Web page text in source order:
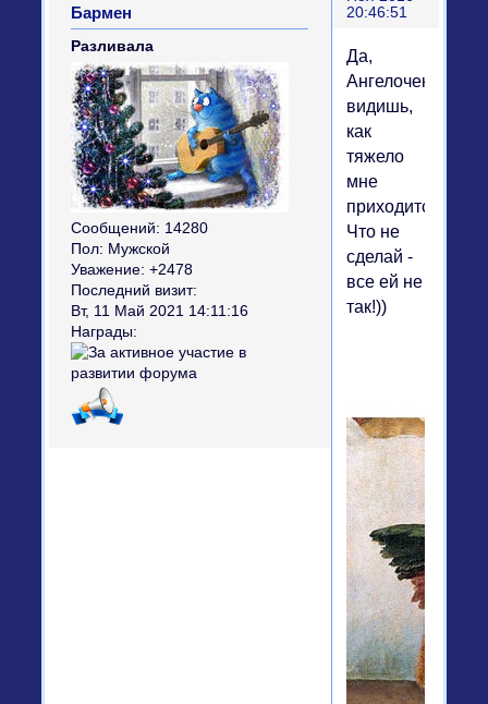
20:46:51
Бармен
Разливала
Сообщений: 14280
Пол: Мужской
Уважение: +2478
Последний визит:
Вт, 11 Май 2021 14:11:16
Награды:
Да,
Ангелочек...
видишь,
как
тяжело
мне
приходится?
Что не
сделай -
все ей не
так!))